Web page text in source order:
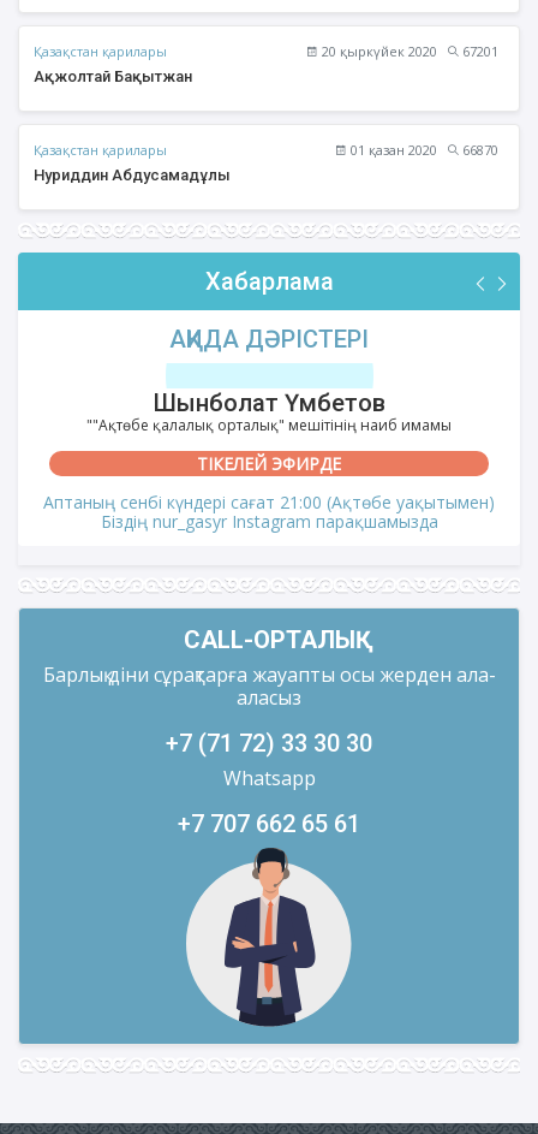
Қазақстан қарилары 20 қыркүйек 2020
67201
Ақжолтай Бақытжан
Қазақстан қарилары 01 қазан 2020
66870
Нуриддин Абдусамадұлы
Хабарлама
АҚИДА ДӘРІСТЕРІ
Шынболат Үмбетов
""Ақтөбе қалалық орталық" мешітінің наиб имамы
ТІКЕЛЕЙ ЭФИРДЕ
Аптаның сенбі күндері сағат 21:00 (Ақтөбе уақытымен)
Біздің nur_gasyr Instagram парақшамызда
CALL-ОРТАЛЫҚ
Барлық діни сұрақтарға жауапты осы жерден ала-
аласыз
+7 (71 72) 33 30 30
Whatsapp
+7 707 662 65 61